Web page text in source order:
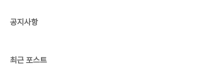
공지사항
최근 포스트